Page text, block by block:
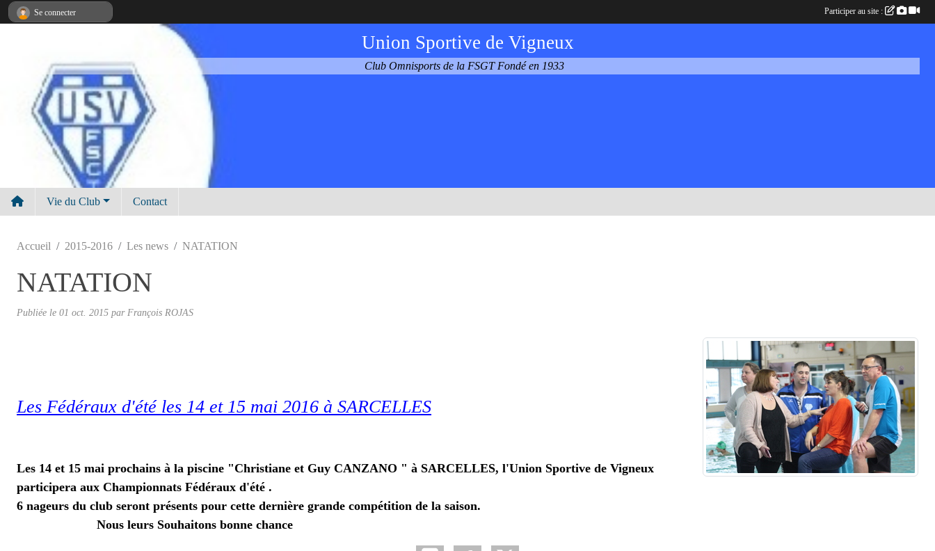
Union Sportive de Vigneux
Club Omnisports de la FSGT Fondé en 1933
Vie du Club Contact
Accueil 2015-2016 Les news NATATION
NATATION
Publiée le 01 oct. 2015 par François ROJAS
Les Fédéraux d'été les 14 et 15 mai 2016 à SARCELLES
Les 14 et 15 mai prochains à la piscine "Christiane et Guy CANZANO " à SARCELLES, l'Union Sportive de Vigneux
participera aux Championnats Fédéraux d'été .
6 nageurs du club seront présents pour cette dernière grande compétition de la saison.
Nous leurs Souhaitons bonne chance
Se connecter Participer au site :
Panneau de gestion des cookies